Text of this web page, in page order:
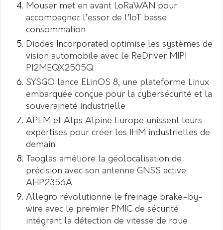
Mouser met en avant LoRaWAN pour
accompagner l’essor de l’IoT basse
consommation
Diodes Incorporated optimise les systèmes de
vision automobile avec le ReDriver MIPI
PI2MEQX2505Q
SYSGO lance ELinOS 8, une plateforme Linux
embarquée conçue pour la cybersécurité et la
souveraineté industrielle
APEM et Alps Alpine Europe unissent leurs
expertises pour créer les IHM industrielles de
demain
Taoglas améliore la géolocalisation de
précision avec son antenne GNSS active
AHP2356A
Allegro révolutionne le freinage brake-by-
wire avec le premier PMIC de sécurité
intégrant la détection de vitesse de roue